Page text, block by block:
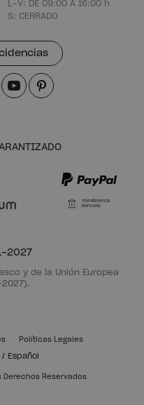
L-V: DE 09:00 A 16:00 h
S: CERRADO
Transferencia
Bancaria
2027
y de la Unión Europea
2027).
Derechos Reservados
Políticas Legales
/ Español